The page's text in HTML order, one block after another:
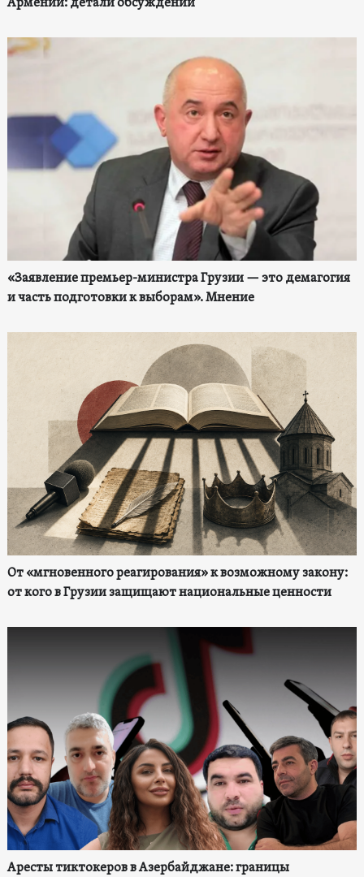
Армении: детали обсуждений
«Заявление премьер-министра Грузии — это демагогия
и часть подготовки к выборам». Мнение
От «мгновенного реагирования» к возможному закону:
от кого в Грузии защищают национальные ценности
Аресты тиктокеров в Азербайджане: границы